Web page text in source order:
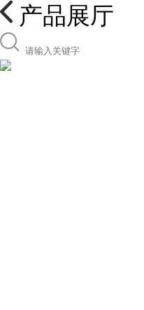
产品展厅